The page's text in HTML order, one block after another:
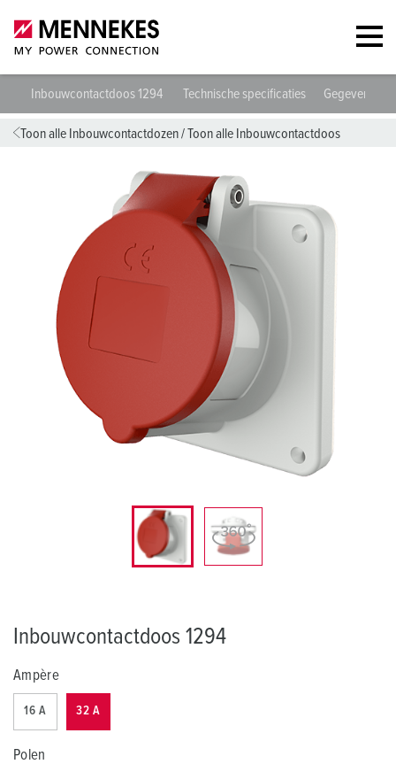
Inbouwcontactdoos 1294 Technische specificaties
Toon alle Inbouwcontactdozen/Toon alle Inbouwcontactdoos
Inbouwcontactdoos 1294
Ampère
16 A 32 A
Polen